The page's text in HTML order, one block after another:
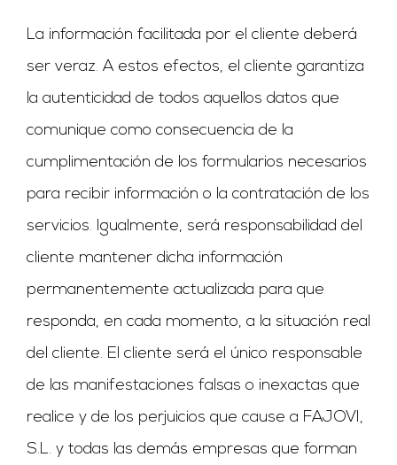
La información facilitada por el cliente deberá
ser veraz. A estos efectos, el cliente garantiza
la autenticidad de todos aquellos datos que
comunique como consecuencia de la
cumplimentación de los formularios necesarios
para recibir información o la contratación de los
servicios. Igualmente, será responsabilidad del
cliente mantener dicha información
permanentemente actualizada para que
responda, en cada momento, a la situación real
del cliente. El cliente será el único responsable
de las manifestaciones falsas o inexactas que
realice y de los perjuicios que cause a FAJOVI,
S.L. y todas las demás empresas que forman